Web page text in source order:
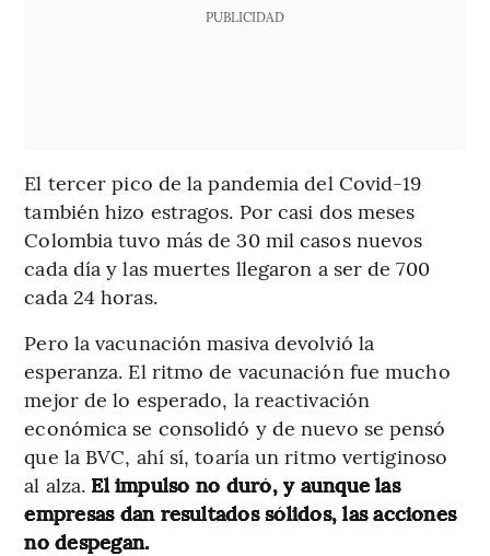
PUBLICIDAD
El tercer pico de la pandemia del Covid-19
también hizo estragos. Por casi dos meses
Colombia tuvo más de 30 mil casos nuevos
cada día y las muertes llegaron a ser de 700
cada 24 horas.
Pero la vacunación masiva devolvió la
esperanza. El ritmo de vacunación fue mucho
mejor de lo esperado, la reactivación
económica se consolidó y de nuevo se pensó
que la BVC, ahí sí, toaría un ritmo vertiginoso
al alza. El impulso no duró, y aunque las
empresas dan resultados sólidos, las acciones
no despegan.